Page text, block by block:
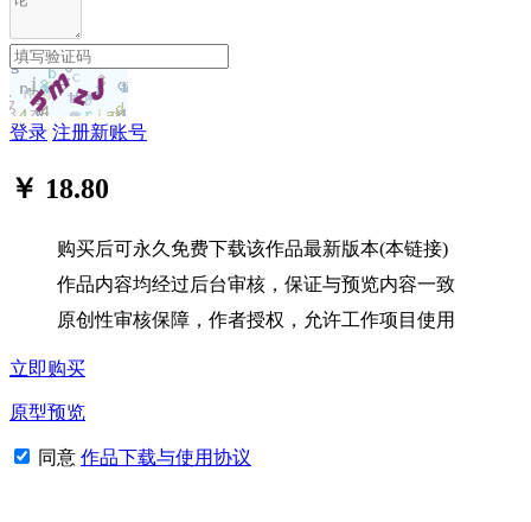
登录 注册新账号
￥ 18.80
购买后可永久免费下载该作品最新版本(本链接)
作品内容均经过后台审核，保证与预览内容一致
原创性审核保障，作者授权，允许工作项目使用
立即购买
原型预览
同意 作品下载与使用协议